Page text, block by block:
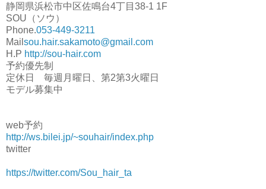
静岡県浜松市中区佐鳴台4丁目38-1 1F
SOU（ソウ）
Phone.053-449-3211
Mail sou.hair.sakamoto@gmail.com
H.P http://sou-hair.com
予約優先制
定休日 毎週月曜日、第2第3火曜日
モデル募集中
web予約
http://ws.bilei.jp/~souhair/index.php
twitter
https://twitter.com/Sou_hair_ta